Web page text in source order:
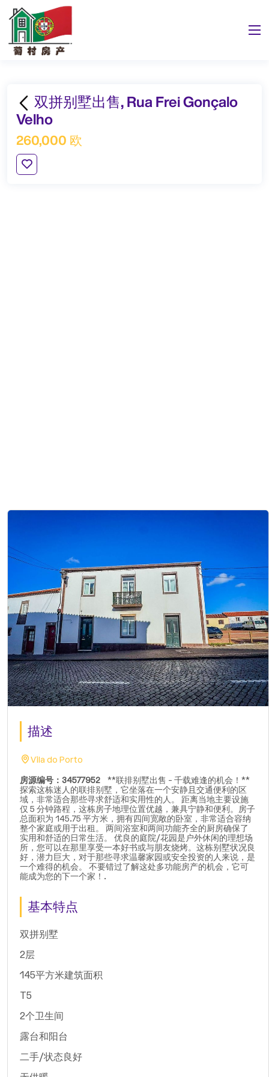
双拼别墅出售, Rua Frei Gonçalo
Velho
260,000 欧
描述
Vila do Porto
房源编号：34577952 **联排别墅出售 - 千载难逢的机会！**
探索这栋迷人的联排别墅，它坐落在一个安静且交通便利的区
域，非常适合那些寻求舒适和实用性的人。 距离当地主要设施
仅 5 分钟路程，这栋房子地理位置优越，兼具宁静和便利。房子
总面积为 145.75 平方米，拥有四间宽敞的卧室，非常适合容纳
整个家庭或用于出租。 两间浴室和两间功能齐全的厨房确保了
实用和舒适的日常生活。 优良的庭院/花园是户外休闲的理想场
所，您可以在那里享受一本好书或与朋友烧烤。这栋别墅状况良
好，潜力巨大，对于那些寻求温馨家园或安全投资的人来说，是
一个难得的机会。 不要错过了解这处多功能房产的机会，它可
能成为您的下一个家！.
基本特点
双拼别墅
2层
145平方米建筑面积
T5
2个卫生间
露台和阳台
二手/状态良好